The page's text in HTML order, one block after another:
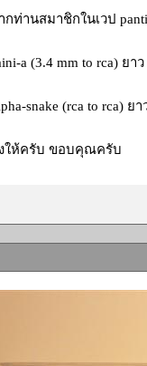
กท่านสมาชิกในเวป
a (3.4 mm to rca)
snake (rca to rca)
ให้ครับ ขอบคุณครับ